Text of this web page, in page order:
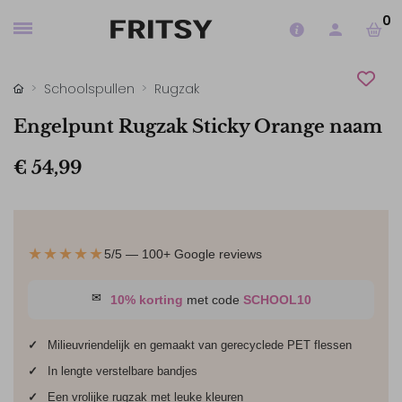
0
Schoolspullen Rugzak
Engelpunt Rugzak Sticky Orange naam
€ 54,99
★★★★★5/5 — 100+ Google reviews
✉ 10% korting met code SCHOOL10
✓
Milieuvriendelijk en gemaakt van gerecyclede PET flessen
✓
In lengte verstelbare bandjes
✓
Een vrolijke rugzak met leuke kleuren